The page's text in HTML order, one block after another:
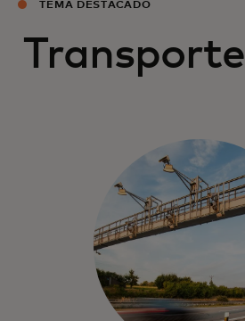
TEMA DESTACADO
Transporte